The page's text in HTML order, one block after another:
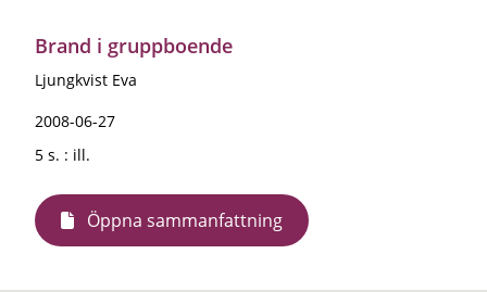
Brand i gruppboende
Ljungkvist Eva
2008-06-27
5 s. : ill.
Öppna sammanfattning